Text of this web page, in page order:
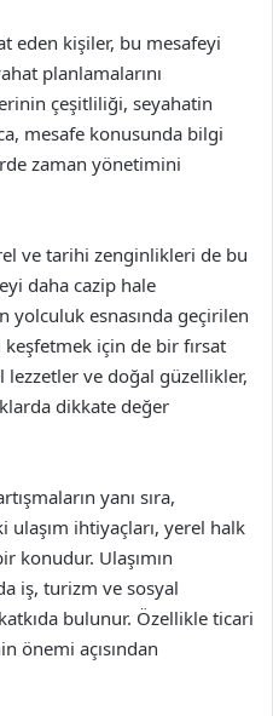
eden kişiler, bu mesafeyi
planlamalarını
çeşitliliği, seyahatin
mesafe konusunda bilgi
zaman yönetimini
ve tarihi zenginlikleri de bu
daha cazip hale
yolculuk esnasında geçirilen
için de bir fırsat
lezzetler ve doğal güzellikler,
dikkate değer
yanı sıra,
ulaşım ihtiyaçları, yerel halk
konudur. Ulaşımın
iş, turizm ve sosyal
bulunur. Özellikle ticari
önemi açısından